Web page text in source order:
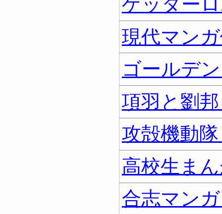
現代マン
ゴールデ
項羽と劉
攻殻機動
高校生ま
合志マン